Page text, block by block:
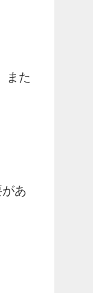
また
あ